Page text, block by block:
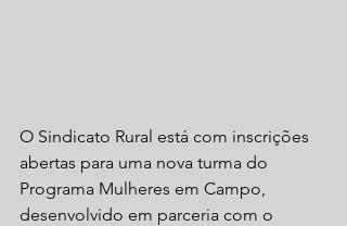
O Sindicato Rural está com inscrições
abertas para uma nova turma do
Programa Mulheres em Campo,
desenvolvido em parceria com o